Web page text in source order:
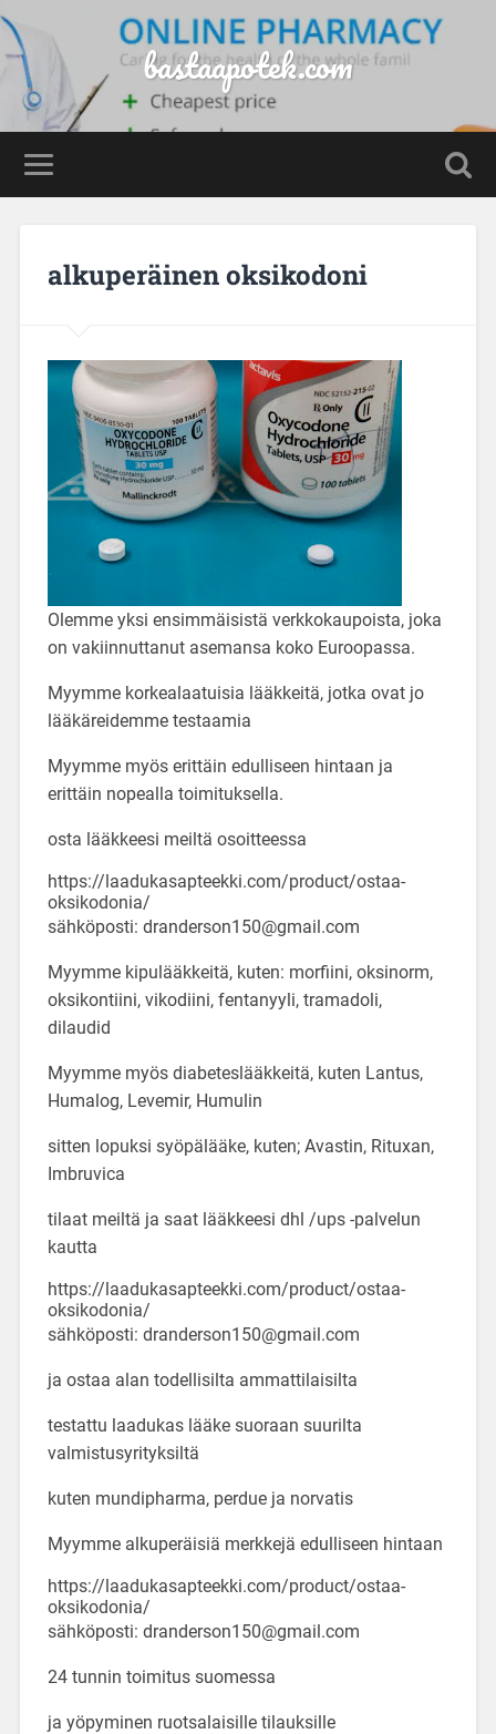
bastaapotek.com
alkuperäinen oksikodoni
Olemme yksi ensimmäisistä verkkokaupoista, joka
on vakiinnuttanut asemansa koko Euroopassa.
Myymme korkealaatuisia lääkkeitä, jotka ovat jo
lääkäreidemme testaamia
Myymme myös erittäin edulliseen hintaan ja
erittäin nopealla toimituksella.
osta lääkkeesi meiltä osoitteessa
https://laadukasapteekki.com/product/ostaa-
oksikodonia/
sähköposti: dranderson150@gmail.com
Myymme kipulääkkeitä, kuten: morfiini, oksinorm,
oksikontiini, vikodiini, fentanyyli, tramadoli,
dilaudid
Myymme myös diabeteslääkkeitä, kuten Lantus,
Humalog, Levemir, Humulin
sitten lopuksi syöpälääke, kuten; Avastin, Rituxan,
Imbruvica
tilaat meiltä ja saat lääkkeesi dhl /ups -palvelun
kautta
https://laadukasapteekki.com/product/ostaa-
oksikodonia/
sähköposti: dranderson150@gmail.com
ja ostaa alan todellisilta ammattilaisilta
testattu laadukas lääke suoraan suurilta
valmistusyrityksiltä
kuten mundipharma, perdue ja norvatis
Myymme alkuperäisiä merkkejä edulliseen hintaan
https://laadukasapteekki.com/product/ostaa-
oksikodonia/
sähköposti: dranderson150@gmail.com
24 tunnin toimitus suomessa
ja yöpyminen ruotsalaisille tilauksille